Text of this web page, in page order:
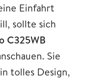
Einfahrt
sollte sich
C325WB
Sie
tolles Design,